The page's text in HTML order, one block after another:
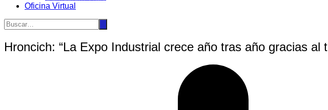
Oficina Virtual
Hroncich: “La Expo Industrial crece año tras año gracias al